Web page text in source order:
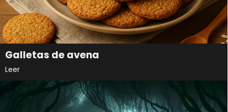
Galletas de avena
Leer